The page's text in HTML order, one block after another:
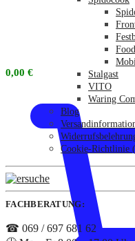
0,00 €
Stalgast
VITO
Waring
Blog
Cookie-Richtlinie
FACHBERATUNG:
☎ 069 / 697 681 62